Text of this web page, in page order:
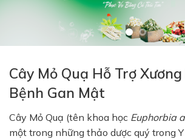
Cây Mỏ Quạ Hỗ Trợ
Bệnh Gan Mật
Cây Mỏ Quạ (tên khoa học Euphorbia
một trong những thảo dược quý trong